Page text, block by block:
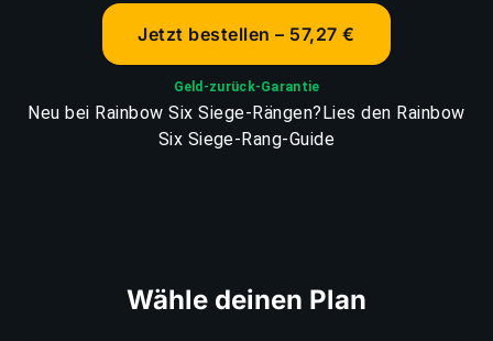
Jetzt bestellen – 57,27 €
Geld-zurück-Garantie
Neu bei Rainbow Six Siege-Rängen?Lies den Rainbow
Six Siege-Rang-Guide
Wähle deinen Plan